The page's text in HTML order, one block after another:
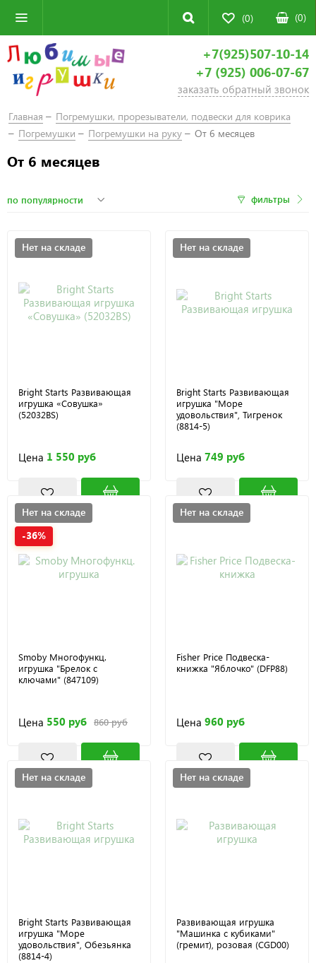
(0) (0)
+7(925)507-10-14
+7 (925) 006-07-67
заказать обратный звонок
Главная
Погремушки, прорезыватели, подвески для коврика
Погремушки
Погремушки на руку От 6 месяцев
От 6 месяцев
фильтры
Нет на складе
Bright Starts Развивающая
игрушка «Совушка»
(52032BS)
Цена 1 550 руб
Нет на складе
Bright Starts Развивающая
игрушка "Море
удовольствия", Тигренок
(8814-5)
Цена 749 руб
Нет на складе
-36%
Smoby Многофункц.
игрушка "Брелок с
ключами" (847109)
Цена 550 руб 860 руб
Нет на складе
Fisher Price Подвеска-
книжка "Яблочко" (DFP88)
Цена 960 руб
Нет на складе
Bright Starts Развивающая
игрушка "Море
удовольствия", Обезьянка
(8814-4)
Нет на складе
Развивающая игрушка
"Машинка с кубиками"
(гремит), розовая (CGD00)